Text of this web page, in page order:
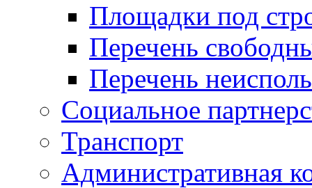
Площадки под
Перечень
Перечень
Социальное
Транспорт
Административная